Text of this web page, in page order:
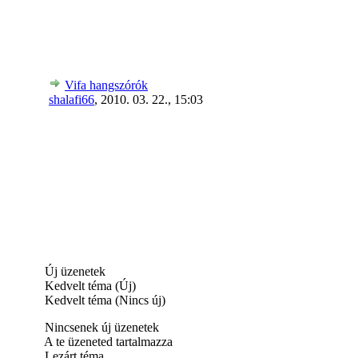
Vifa hangszórók
shalafi66, 2010. 03. 22., 15:03
Új üzenetek
Kedvelt téma (Új)
Kedvelt téma (Nincs új)
Nincsenek új üzenetek
A te üzeneted tartalmazza